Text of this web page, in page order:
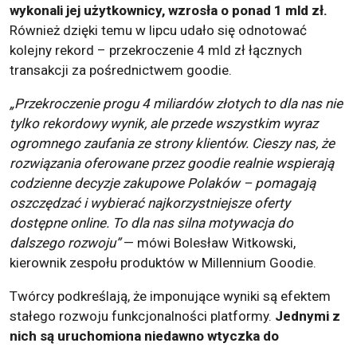
wykonali jej użytkownicy, wzrosła o ponad 1 mld zł.
Również dzięki temu w lipcu udało się odnotować
kolejny rekord – przekroczenie 4 mld zł łącznych
transakcji za pośrednictwem goodie.
„Przekroczenie progu 4 miliardów złotych to dla nas nie
tylko rekordowy wynik, ale przede wszystkim wyraz
ogromnego zaufania ze strony klientów. Cieszy nas, że
rozwiązania oferowane przez goodie realnie wspierają
codzienne decyzje zakupowe Polaków – pomagają
oszczędzać i wybierać najkorzystniejsze oferty
dostępne online. To dla nas silna motywacja do
dalszego rozwoju”— mówi Bolesław Witkowski,
kierownik zespołu produktów w Millennium Goodie.
Twórcy podkreślają, że imponujące wyniki są efektem
stałego rozwoju funkcjonalności platformy. Jednymi z
nich są uruchomiona niedawno wtyczka do